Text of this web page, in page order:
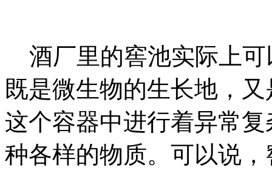
酒厂里的窖池实际上可
既是微生物的生长地，
这个容器中进行着异常
种各样的物质。可以说